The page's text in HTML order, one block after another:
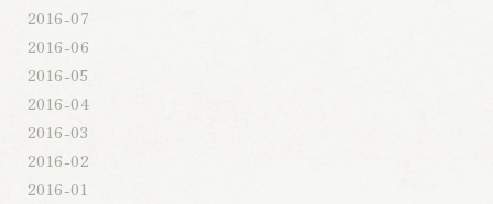
2016-07
2016-06
2016-05
2016-04
2016-03
2016-02
2016-01